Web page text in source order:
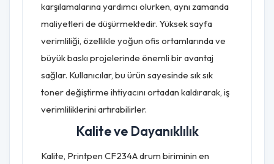
karşılamalarına yardımcı olurken, aynı zamanda
maliyetleri de düşürmektedir. Yüksek sayfa
verimliliği, özellikle yoğun ofis ortamlarında ve
büyük baskı projelerinde önemli bir avantaj
sağlar. Kullanıcılar, bu ürün sayesinde sık sık
toner değiştirme ihtiyacını ortadan kaldırarak, iş
verimliliklerini artırabilirler.
Kalite ve Dayanıklılık
Kalite, Printpen CF234A drum biriminin en